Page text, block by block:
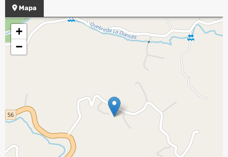
Mapa
+
−